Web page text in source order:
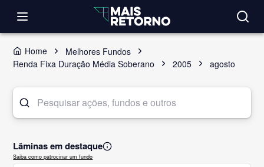
Home
Melhores Fundos
Renda Fixa Duração Média Soberano
2005 agosto
Lâminas em destaque
Saiba como patrocinar um fundo